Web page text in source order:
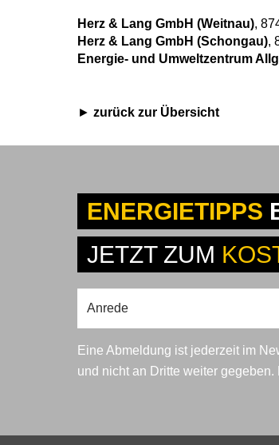
Herz & Lang GmbH (Weitnau),
Herz & Lang GmbH (Schongau),
Energie- und Umweltzentrum
zurück zur Übersicht
ENERGIETIPPS
JETZT ZUM
Eine Abmeldung ist jederzeit im
und nicht an Dritte weiter